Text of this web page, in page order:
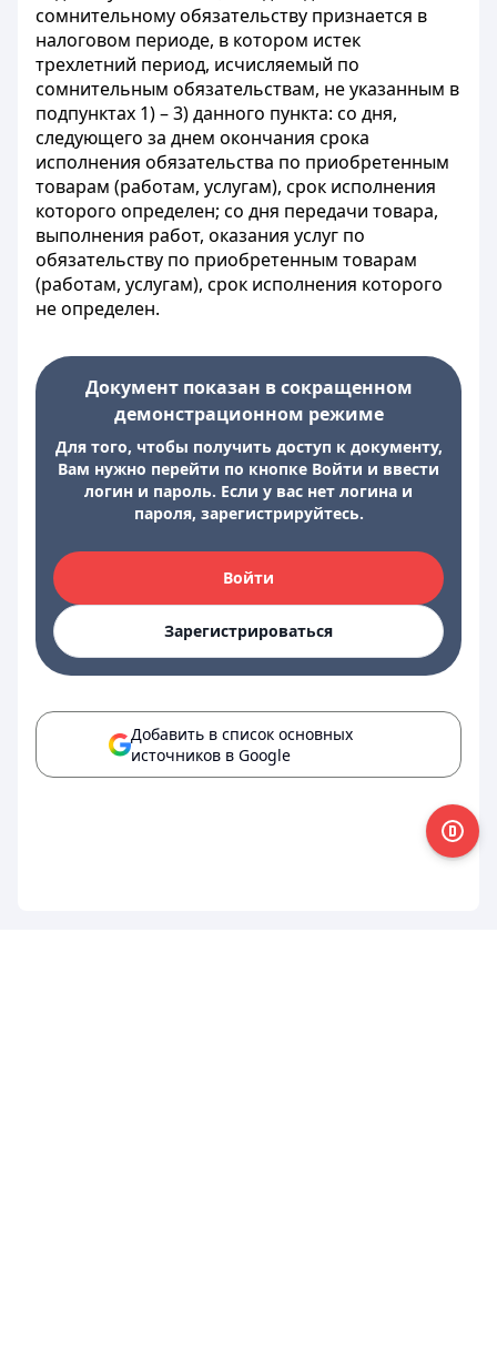
сомнительному обязательству признается в
налоговом периоде, в котором истек
трехлетний период, исчисляемый по
сомнительным обязательствам, не указанным в
подпунктах 1) – 3) данного пункта: со дня,
следующего за днем окончания срока
исполнения обязательства по приобретенным
товарам (работам, услугам), срок исполнения
которого определен; со дня передачи товара,
выполнения работ, оказания услуг по
обязательству по приобретенным товарам
(работам, услугам), срок исполнения которого
не определен.
Документ показан в сокращенном
демонстрационном режиме
Для того, чтобы получить доступ к документу,
Вам нужно перейти по кнопке Войти и ввести
логин и пароль. Если у вас нет логина и
пароля, зарегистрируйтесь.
Войти
Зарегистрироваться
Добавить в список основных
источников в Google